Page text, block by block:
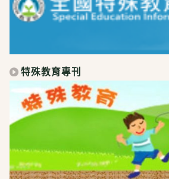
特殊教育專刊